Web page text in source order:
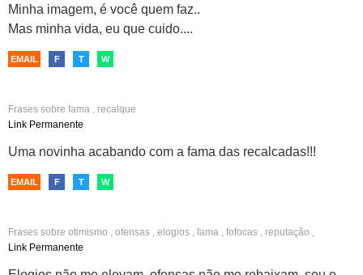
Minha imagem, é você quem faz..
Mas minha vida, eu que cuido....
EMAIL F T W
Frases sobre fama , recalque
Link Permanente
Uma novinha acabando com a fama das recalcadas!!!
EMAIL F T W
Frases sobre otimismo , ofensas , elogios , fama , fofocas , reputação ,
autenticidade,originalidade
Link Permanente